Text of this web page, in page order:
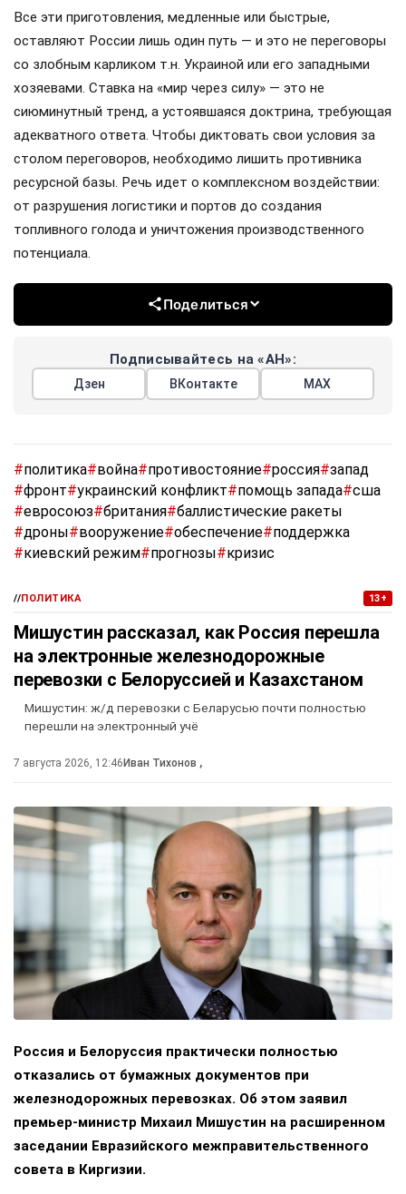
Все эти приготовления, медленные или быстрые,
оставляют России лишь один путь — и это не переговоры
со злобным карликом т.н. Украиной или его западными
хозяевами. Ставка на «мир через силу» — это не
сиюминутный тренд, а устоявшаяся доктрина, требующая
адекватного ответа. Чтобы диктовать свои условия за
столом переговоров, необходимо лишить противника
ресурсной базы. Речь идет о комплексном воздействии:
от разрушения логистики и портов до создания
топливного голода и уничтожения производственного
потенциала.
Поделиться
Подписывайтесь на «АН»:
Дзен ВКонтакте МАХ
#политика#война#противостояние#россия#запад
#фронт#украинский конфликт#помощь запада#сша
#евросоюз#британия#баллистические ракеты
#дроны#вооружение#обеспечение#поддержка
#киевский режим#прогнозы#кризис
//ПОЛИТИКА 13+
Мишустин рассказал, как Россия перешла
на электронные железнодорожные
перевозки с Белоруссией и Казахстаном
Мишустин: ж/д перевозки с Беларусью почти полностью
перешли на электронный учё
7 августа 2026, 12:46Иван Тихонов ,
Россия и Белоруссия практически полностью
отказались от бумажных документов при
железнодорожных перевозках. Об этом заявил
премьер-министр Михаил Мишустин на расширенном
заседании Евразийского межправительственного
совета в Киргизии.